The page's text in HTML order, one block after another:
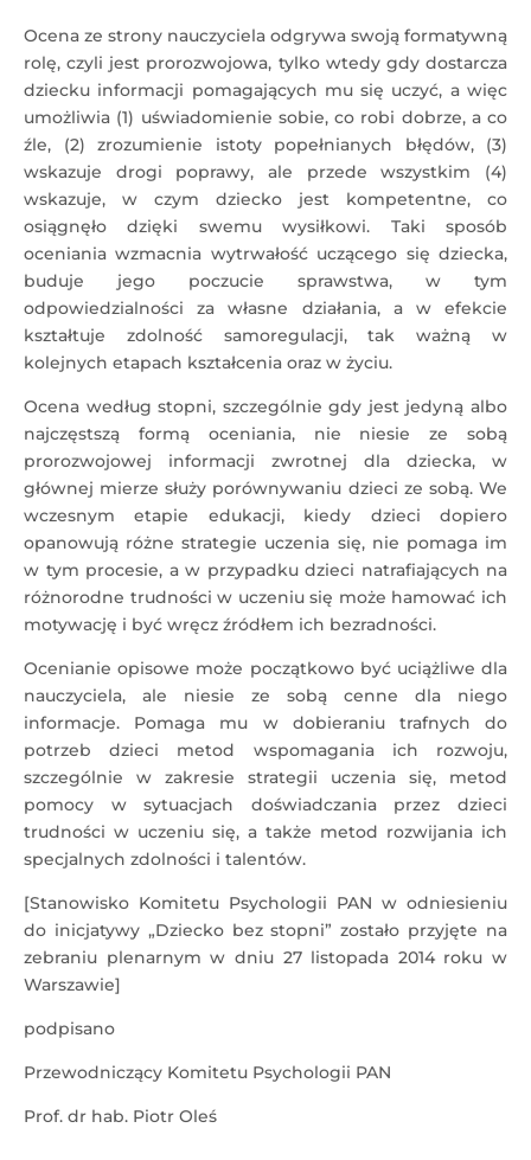
Ocena ze strony nauczyciela odgrywa swoją formatywną
rolę, czyli jest prorozwojowa, tylko wtedy gdy dostarcza
dziecku informacji pomagających mu się uczyć, a więc
umożliwia (1) uświadomienie sobie, co robi dobrze, a co
źle, (2) zrozumienie istoty popełnianych błędów, (3)
wskazuje drogi poprawy, ale przede wszystkim (4)
wskazuje, w czym dziecko jest kompetentne, co
osiągnęło dzięki swemu wysiłkowi. Taki sposób
oceniania wzmacnia wytrwałość uczącego się dziecka,
buduje jego poczucie sprawstwa, w tym
odpowiedzialności za własne działania, a w efekcie
kształtuje zdolność samoregulacji, tak ważną w
kolejnych etapach kształcenia oraz w życiu.
Ocena według stopni, szczególnie gdy jest jedyną albo
najczęstszą formą oceniania, nie niesie ze sobą
prorozwojowej informacji zwrotnej dla dziecka, w
głównej mierze służy porównywaniu dzieci ze sobą. We
wczesnym etapie edukacji, kiedy dzieci dopiero
opanowują różne strategie uczenia się, nie pomaga im
w tym procesie, a w przypadku dzieci natrafiających na
różnorodne trudności w uczeniu się może hamować ich
motywację i być wręcz źródłem ich bezradności.
Ocenianie opisowe może początkowo być uciążliwe dla
nauczyciela, ale niesie ze sobą cenne dla niego
informacje. Pomaga mu w dobieraniu trafnych do
potrzeb dzieci metod wspomagania ich rozwoju,
szczególnie w zakresie strategii uczenia się, metod
pomocy w sytuacjach doświadczania przez dzieci
trudności w uczeniu się, a także metod rozwijania ich
specjalnych zdolności i talentów.
[Stanowisko Komitetu Psychologii PAN w odniesieniu
do inicjatywy „Dziecko bez stopni” zostało przyjęte na
zebraniu plenarnym w dniu 27 listopada 2014 roku w
Warszawie]
podpisano
Przewodniczący Komitetu Psychologii PAN
Prof. dr hab. Piotr Oleś